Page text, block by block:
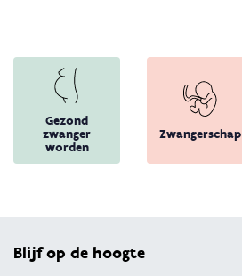
Gezond
zwanger
worden
Zwangerschap
Blijf op de hoogte